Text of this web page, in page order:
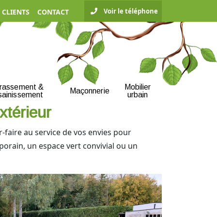
CONTACT Voir le téléphone
&
Maçonnerie
Mobilier
urbain
au service de vos envies pour
un espace vert convivial ou un